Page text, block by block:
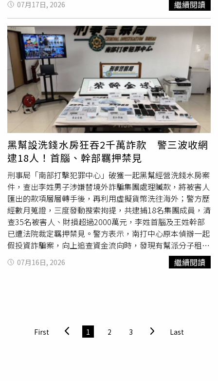
前來取貨，便立即通知警方，同時持續監控金流並部署警力
埋伏。隔天下午，超市再度接獲網路訂單，熟悉的提貨男子
隨即現身。警方早已埋伏在超市周邊，待男子取貨準備步出
超市時，立即上前將他制伏，而在店外車內等待接應的另一
名共犯，也同步遭警方逮捕。警方查出，兩名嫌犯分別為魯
某與張某。兩人坦承依照上游指示，透過境外聊天軟體接收
取貨任務，再將利用詐騙贓款購買的高價白酒寄往外地，由
下游轉售變現，並依貨值抽取佣金，累計非法獲利7000多
元人民幣（約新台幣2.9萬元）。警方進一步調查發現，魯
某是累犯，2025年7月就曾因相同手法遭湖南岳陽警方查
獲，今年5月才服刑期滿出獄，沒想到不到1個月便重操舊
業，還找來打工時認識的張某加入犯案。警方獲得兩人口供
後，立即趕赴物流據點，成功攔截已寄出的高檔白酒，避免
贓物流入市場。警方表示，偵辦期間同步展開追贓工作，目
前已替被害人追回9萬多元人民幣（約新台幣37萬元）損
失。現階段，魯某因涉嫌掩飾、隱瞞犯罪所得罪，已遭檢方
批准逮捕；張某則被依法採取刑事強制措施，全案仍持續擴
大偵辦，警方也將持續追查背後電信詐騙集團及洗錢網絡。
CTWANT提醒您：飲酒過量，有害健康；未滿18歲禁止飲
酒；酒後不開車，安全有保障。
洽，處理在台款項提領與彙總，其為躲避警方查緝，長期待
姓男子作為收水手，再由29歲的李姓男子擔任控盤與收水
手，將款項由其詹姓女友擔任會計作帳。據悉，林姓收水手
單一天所收金額就高達百萬以上，其將收取金額轉交給李姓
男子，李男再將每日工資發與林男，平均一天就可領取1萬
元報酬。警方見時機成熟後，先是與被害人合作，誘捕收水
手，成功逮獲31歲的王姓收水手，隨後循線追查，再逮獲林
姓收水手與李姓控盤手等19人在內，同時發現李男等人為躲
避警方追查，與新北市板橋區一間租賃車行長期合作，以每
日每輛1萬元價格，提供車輛供李男及其旗下車手使用，從
而製造斷點。警方也發現，林男與李男等人向車手 收款後，
以丟包方式轉交上游製造斷點，初步清算發現，被害人數約
有6人，財損金額更是高達1億1072萬餘元，其中一人就被
詐取5600萬餘元。專案小組歷經數月蒐證，發動數波查緝
行動，成功拘提林姓主嫌等19人到案，並查扣現金35萬餘
元、偽造之租賃契約、GPS定位器、毒品K他命等其他不法
贓證物。全案詢後依違反詐欺犯罪防制條例、組織犯罪防制
條例、刑法加重詐欺等罪嫌，移送台北地檢署偵辦，王姓、
林姓、李姓主嫌經複訊後聲押禁見獲准、其餘共犯以新臺幣
3至10萬不等之金額交保。刑事局呼籲，假投資詐欺常以
「穩賺不賠」、「保證獲利」等話術吸引民眾入金，請務必
提高警覺；此外，詐騙集團常利用被害人急於回本或需錢孔
07月17日, 2026 繼續閱讀
黑幫設洗錢水房狂吞2千萬詐款 警三波收網
逮18人！首腦、幹部羈押禁見
刑事局「南部打擊犯罪中心」破獲一起黑幫經營洗錢水房案
件，查出李姓男子涉嫌替境外詐騙集團處理贓款，將被害人
匯出的款項層層轉手後，再利用虛擬貨幣洗往海外；警方歷
經數月蒐證，三度發動搜索拘提，共逮捕18名集團成員，清
查35名被害人、財損超過2000萬元，李姓首腦及王姓幹部
已遭法院裁定羈押禁見。警方表示，南打中心原本偵辦一起
假投資詐騙案，向上追查資金流向時，發現有幫派分子租用
民宅作為洗錢據點，專門替境外詐騙機房處理不法所得；警
方隨即與相關警察單位成立專案小組，並報請高雄地檢署檢
方查緝。贓款歷經四度轉手後，最終集中到洗錢水房，再透
過虛擬貨幣轉往境外，藉此換取高額報酬。專案小組經長期
07月16日, 2026 繼續閱讀
First 1 2 3 Last